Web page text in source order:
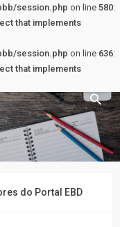
session.php on line 580:
that implements
session.php on line 636:
that implements
do Portal EBD